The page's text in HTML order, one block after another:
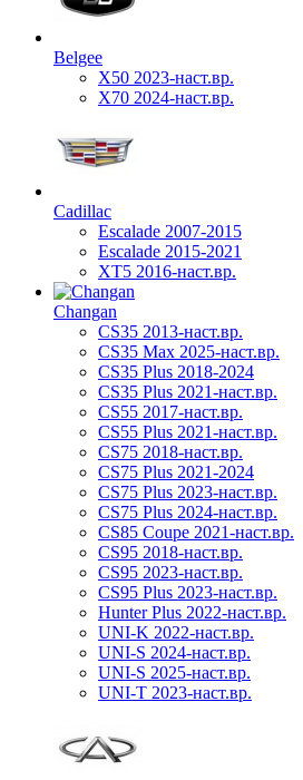
Belgee
X50 2023-наст.вр.
X70 2024-наст.вр.
Cadillac
Escalade 2007-2015
Escalade 2015-2021
XT5 2016-наст.вр.
Changan
CS35 2013-наст.вр.
CS35 Max 2025-наст.вр.
CS35 Plus 2018-2024
CS35 Plus 2021-наст.вр.
CS55 2017-наст.вр.
CS55 Plus 2021-наст.вр.
CS75 2018-наст.вр.
CS75 Plus 2021-2024
CS75 Plus 2023-наст.вр.
CS75 Plus 2024-наст.вр.
CS85 Coupe 2021-наст.вр.
CS95 2018-наст.вр.
CS95 2023-наст.вр.
CS95 Plus 2023-наст.вр.
Hunter Plus 2022-наст.вр.
UNI-K 2022-наст.вр.
UNI-S 2024-наст.вр.
UNI-S 2025-наст.вр.
UNI-T 2023-наст.вр.